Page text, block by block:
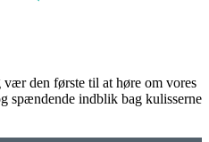
den første til at høre om vores
spændende indblik bag kulisserne